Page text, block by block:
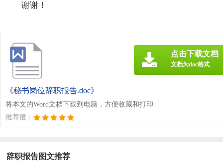
谢谢！
《秘书岗位辞职报告.doc》
将本文的Word文档下载到电脑，方便收藏和打印
推荐度：
点击下载文档
文档为doc格式
辞职报告图文推荐